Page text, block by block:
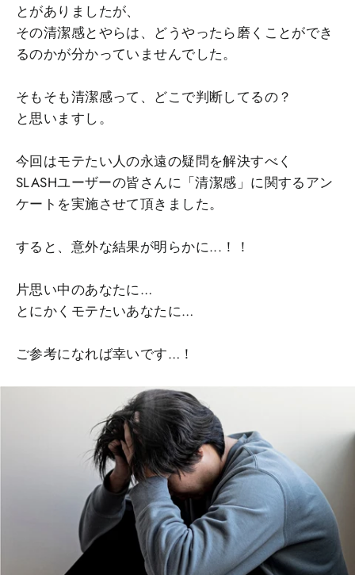
とがありましたが、
その清潔感とやらは、どうやったら磨くことができ
るのかが分かっていませんでした。
そもそも清潔感って、どこで判断してるの？
と思いますし。
今回はモテたい人の永遠の疑問を解決すべく
SLASHユーザーの皆さんに「清潔感」に関するアン
ケートを実施させて頂きました。
すると、意外な結果が明らかに...！！
片思い中のあなたに…
とにかくモテたいあなたに…
ご参考になれば幸いです…！